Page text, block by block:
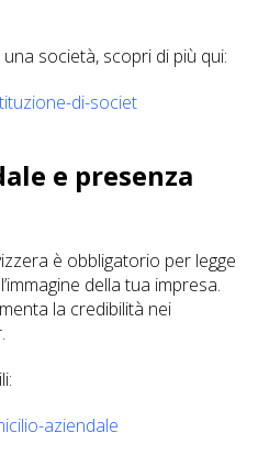
società, scopri di più qui:
di-societ
e presenza
è obbligatorio per legge
della tua impresa.
la credibilità nei
aziendale